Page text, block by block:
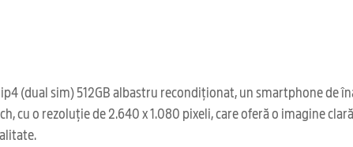
(dual sim) 512GB albastru recondiționat, un smartphone
cu o rezoluție de 2.640 x 1.080 pixeli, care oferă o imagine